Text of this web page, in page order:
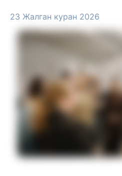
23 Жалган куран 2026